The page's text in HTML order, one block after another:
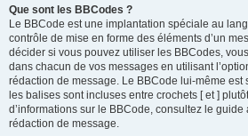
Que sont les BBCodes ?
Le BBCode est une implantation spéciale au
contrôle de mise en forme des éléments d’un
décider si vous pouvez utiliser les BBCodes,
dans chacun de vos messages en utilisant
rédaction de message. Le BBCode lui-même est
les balises sont incluses entre crochets [ et ]
d’informations sur le BBCode, consultez le
rédaction de message.